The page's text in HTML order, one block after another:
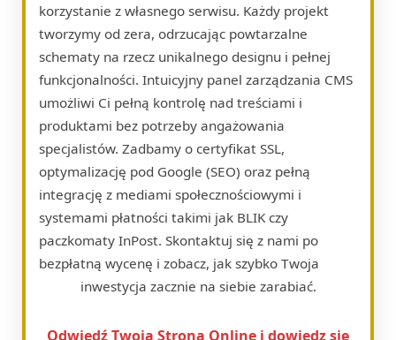
korzystanie z własnego serwisu. Każdy projekt
tworzymy od zera, odrzucając powtarzalne
schematy na rzecz unikalnego designu i pełnej
funkcjonalności. Intuicyjny panel zarządzania CMS
umożliwi Ci pełną kontrolę nad treściami i
produktami bez potrzeby angażowania
specjalistów. Zadbamy o certyfikat SSL,
optymalizację pod Google (SEO) oraz pełną
integrację z mediami społecznościowymi i
systemami płatności takimi jak BLIK czy
paczkomaty InPost. Skontaktuj się z nami po
bezpłatną wycenę i zobacz, jak szybko Twoja
inwestycja zacznie na siebie zarabiać.
Odwiedź Twoja Strona Online i dowiedz się